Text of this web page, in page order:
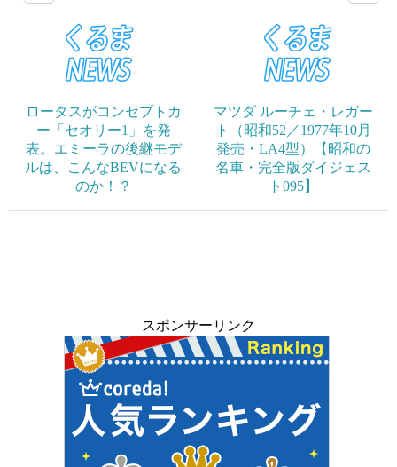
ロータスがコンセプトカ
ー「セオリー1」を発
表。エミーラの後継モデ
ルは、こんなBEVになる
のか！？
マツダ ルーチェ・レガー
ト（昭和52／1977年10月
発売・LA4型）【昭和の
名車・完全版ダイジェス
ト095】
スポンサーリンク